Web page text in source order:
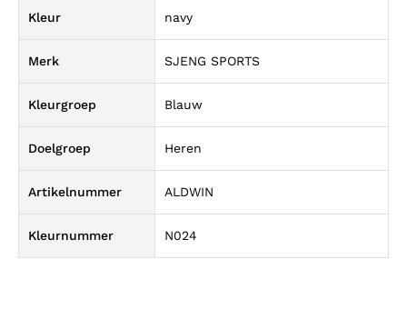
Kleur navy
Merk SJENG SPORTS
Kleurgroep Blauw
Doelgroep Heren
Artikelnummer ALDWIN
Kleurnummer N024